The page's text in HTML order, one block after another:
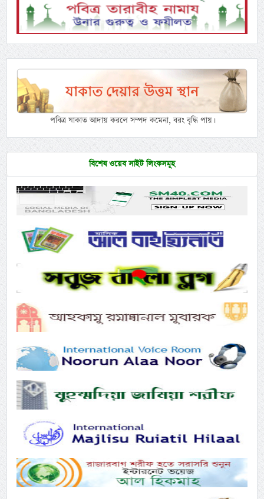
পবিত্র যাকাত আদায় করলে সম্পদ কমেনা, বরং বৃদ্ধি পায়।
বিশেষ ওয়েব সাইট লিংকসমূহ